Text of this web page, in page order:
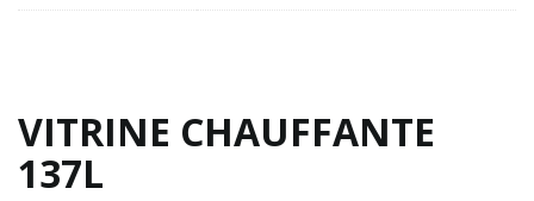
VITRINE CHAUFFANTE
137L